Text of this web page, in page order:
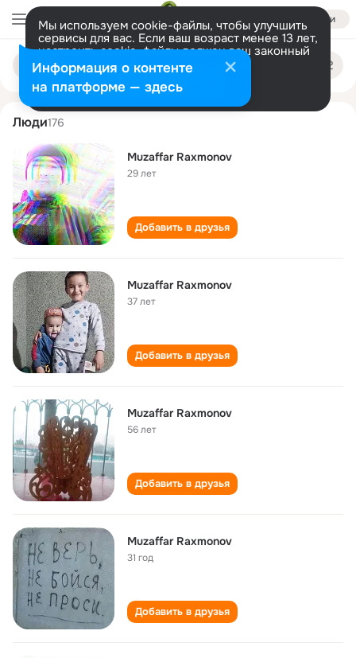
Войти
Мы используем cookie-файлы, чтобы улучшить
сервисы для вас. Если ваш возраст менее 13 лет,
настроить cookie-файлы должен ваш законный
представитель. Больше информации
Разрешить все Настроить
Поиск
людям
muzaffar raxmonov
Люди176
Muzaffar Raxmonov
29 лет
Добавить в друзья
Muzaffar Raxmonov
37 лет
Добавить в друзья
Muzaffar Raxmonov
56 лет
Добавить в друзья
Muzaffar Raxmonov
31 год
Добавить в друзья
Информация о контенте
на платформе — здесь